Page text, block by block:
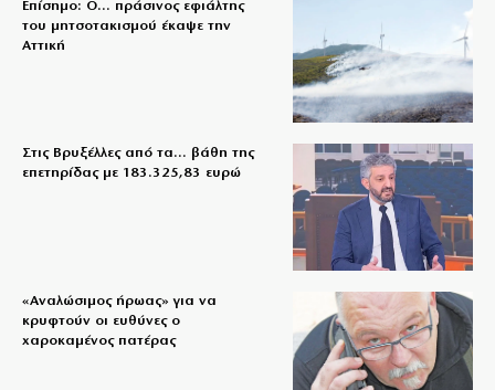
Επίσημο: Ο… πράσινος εφιάλτης
του μητσοτακισμού έκαψε την
Αττική
Στις Βρυξέλλες από τα… βάθη της
επετηρίδας με 183.325,83 ευρώ
«Aναλώσιμος ήρωας» για να
κρυφτούν οι ευθύνες ο
χαροκαμένος πατέρας